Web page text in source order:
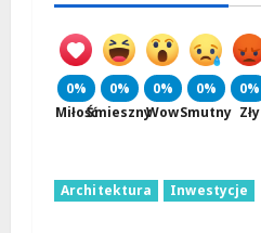
0%
Miłość
0%
Śmieszny
0%
Wow
0%
Smutny
0%
Zły
Architektura Inwestycje